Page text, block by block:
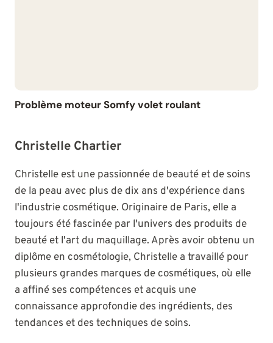
Problème moteur Somfy volet roulant
Christelle Chartier
Christelle est une passionnée de beauté et de soins
de la peau avec plus de dix ans d'expérience dans
l'industrie cosmétique. Originaire de Paris, elle a
toujours été fascinée par l'univers des produits de
beauté et l'art du maquillage. Après avoir obtenu un
diplôme en cosmétologie, Christelle a travaillé pour
plusieurs grandes marques de cosmétiques, où elle
a affiné ses compétences et acquis une
connaissance approfondie des ingrédients, des
tendances et des techniques de soins.